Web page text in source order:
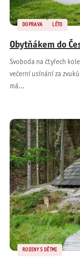
DOPRAVA LÉTO
Obytňákem do
Svoboda na čtyřech
večerní usínání za
má…
RODINY S DĚTMI